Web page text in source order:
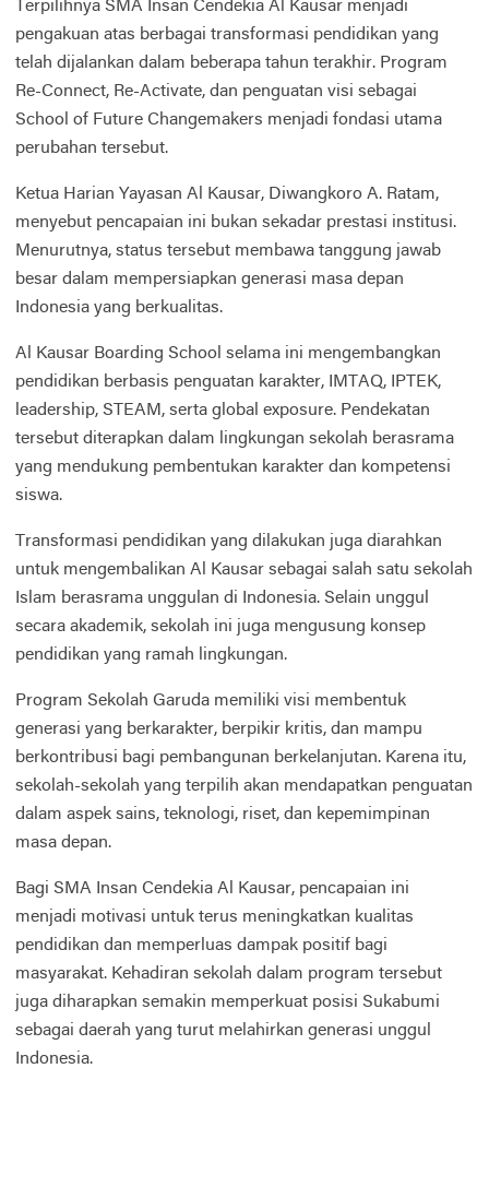
Terpilihnya SMA Insan Cendekia Al Kausar menjadi
pengakuan atas berbagai transformasi pendidikan yang
telah dijalankan dalam beberapa tahun terakhir. Program
Re-Connect, Re-Activate, dan penguatan visi sebagai
School of Future Changemakers menjadi fondasi utama
perubahan tersebut.
Ketua Harian Yayasan Al Kausar, Diwangkoro A. Ratam,
menyebut pencapaian ini bukan sekadar prestasi institusi.
Menurutnya, status tersebut membawa tanggung jawab
besar dalam mempersiapkan generasi masa depan
Indonesia yang berkualitas.
Al Kausar Boarding School selama ini mengembangkan
pendidikan berbasis penguatan karakter, IMTAQ, IPTEK,
leadership, STEAM, serta global exposure. Pendekatan
tersebut diterapkan dalam lingkungan sekolah berasrama
yang mendukung pembentukan karakter dan kompetensi
siswa.
Transformasi pendidikan yang dilakukan juga diarahkan
untuk mengembalikan Al Kausar sebagai salah satu sekolah
Islam berasrama unggulan di Indonesia. Selain unggul
secara akademik, sekolah ini juga mengusung konsep
pendidikan yang ramah lingkungan.
Program Sekolah Garuda memiliki visi membentuk
generasi yang berkarakter, berpikir kritis, dan mampu
berkontribusi bagi pembangunan berkelanjutan. Karena itu,
sekolah-sekolah yang terpilih akan mendapatkan penguatan
dalam aspek sains, teknologi, riset, dan kepemimpinan
masa depan.
Bagi SMA Insan Cendekia Al Kausar, pencapaian ini
menjadi motivasi untuk terus meningkatkan kualitas
pendidikan dan memperluas dampak positif bagi
masyarakat. Kehadiran sekolah dalam program tersebut
juga diharapkan semakin memperkuat posisi Sukabumi
sebagai daerah yang turut melahirkan generasi unggul
Indonesia.